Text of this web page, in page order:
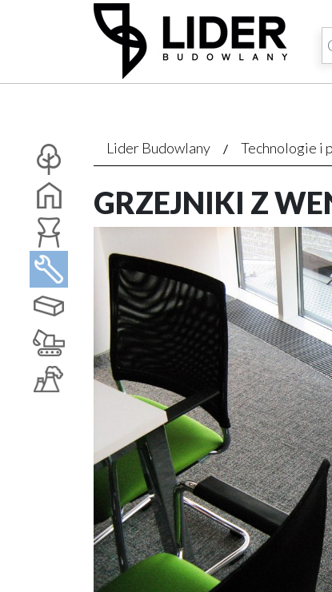
Lider Budowlany Technologie i
GRZEJNIKI Z